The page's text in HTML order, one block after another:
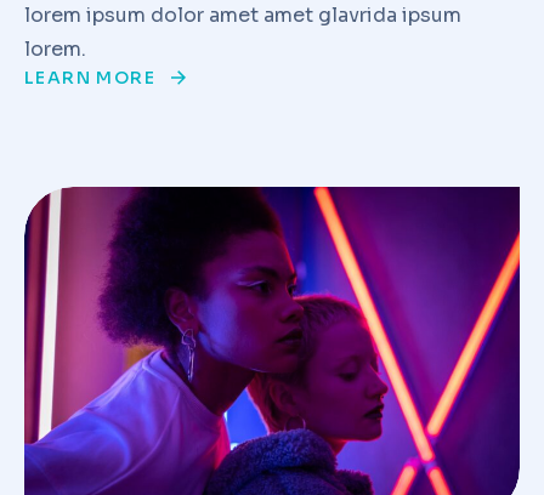
lorem ipsum dolor amet amet glavrida ipsum
lorem.
LEARN MORE